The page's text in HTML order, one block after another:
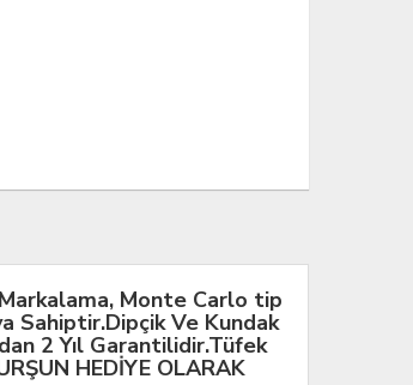
Monte Carlo tip
Sahiptir.Dipçik Ve Kundak
2 Yıl Garantilidir.Tüfek
HEDİYE OLARAK